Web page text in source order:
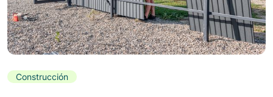
Construcción